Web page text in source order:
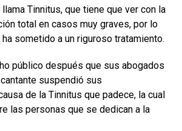
Tinnitus, que tiene que ver con la
total en casos muy graves, por lo
sometido a un riguroso tratamiento.
público después que sus abogados
suspendió sus
de la Tinnitus que padece, la cual
las personas que se dedican a la